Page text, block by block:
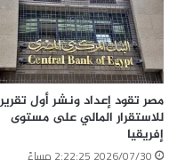
مصر تقود إعداد ونشر أول تقرير
للاستقرار المالي على مستوى
إفريقيا
2026/07/30 2:22:25 مساءً